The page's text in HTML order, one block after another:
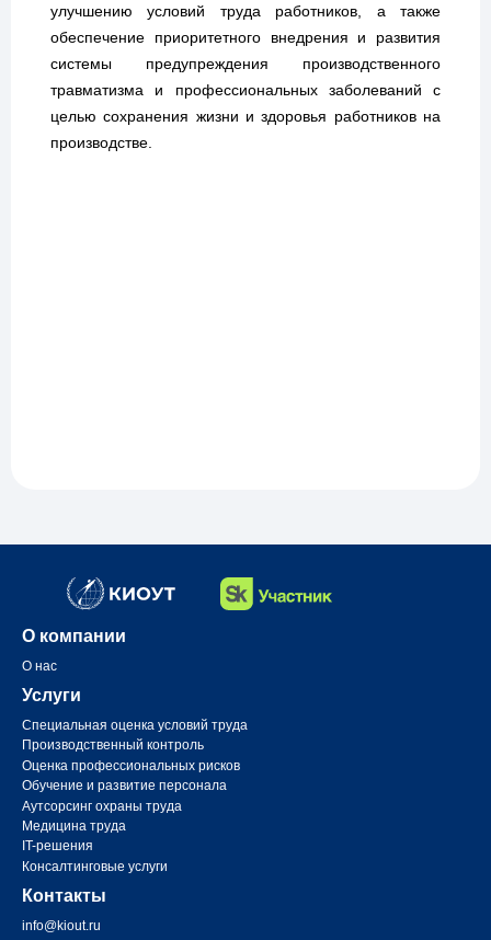
улучшению условий труда работников, а также
обеспечение приоритетного внедрения и развития
системы предупреждения производственного
травматизма и профессиональных заболеваний с
целью сохранения жизни и здоровья работников на
производстве.
О компании
О нас
Услуги
Специальная оценка условий труда
Производственный контроль
Оценка профессиональных рисков
Обучение и развитие персонала
Аутсорсинг охраны труда
Медицина труда
IT-решения
Консалтинговые услуги
Контакты
info@kiout.ru